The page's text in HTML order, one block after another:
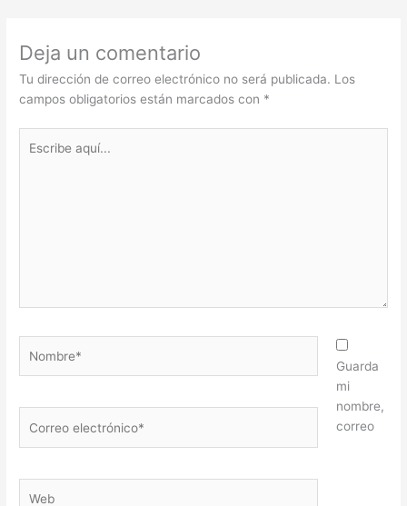
Deja un comentario
Tu dirección de correo electrónico no será publicada. Los
campos obligatorios están marcados con *
aquí...
electrónico*
Guarda
mi
nombre,
correo